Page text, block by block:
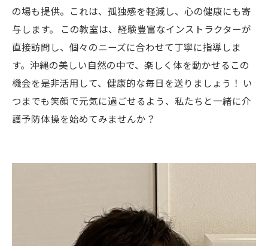
の場も提供。これは、孤独感を軽減し、心の健康にも寄
与します。 この教室は、経験豊富なインストラクターが
直接訪問し、個々のニーズに合わせて丁寧に指導しま
す。沖縄の美しい自然の中で、楽しく体を動かせるこの
機会を是非活用して、健康的な毎日を送りましょう！ い
つまでも笑顔で元気に過ごせるよう、私たちと一緒に介
護予防体操を始めてみませんか？